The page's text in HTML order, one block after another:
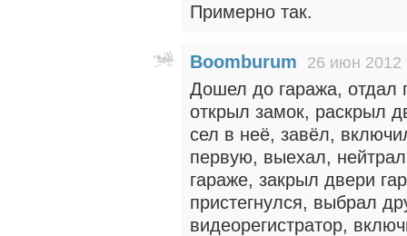
Примерно так.
Boomburum 26 июн 2012
Дошел до гаража, отдал
открыл замок, раскрыл
сел в неё, завёл,
первую, выехал,
гараже, закрыл двери
пристегнулся, выбрал
видеорегистратор,